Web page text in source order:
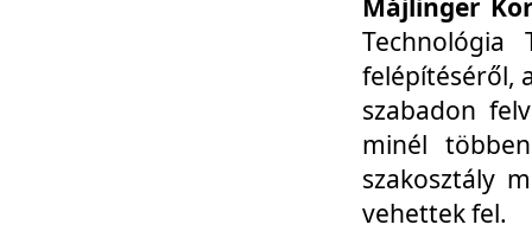
Technológia
felépítéséről,
szabadon
minél
szakosztály
vehettek fel.